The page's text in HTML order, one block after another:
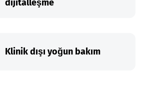
dijitalleşme
Klinik dışı yoğun bakım